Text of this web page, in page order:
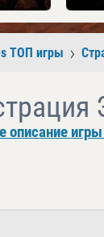
ТОП игры
описание